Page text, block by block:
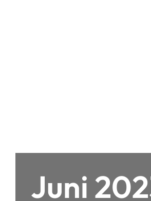
Juni